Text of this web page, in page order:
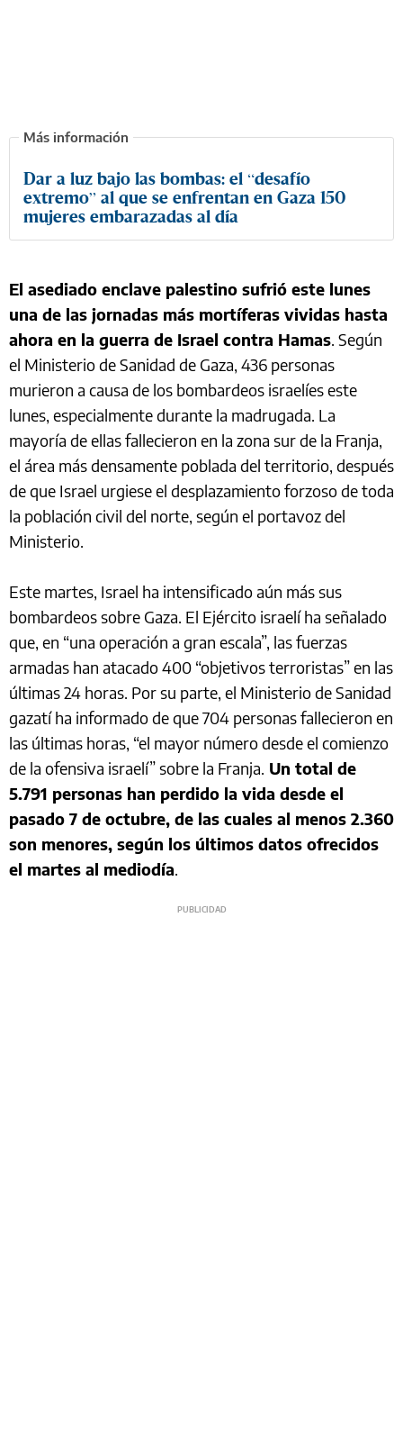
Dar a luz bajo las bombas: el “desafío
extremo” al que se enfrentan en Gaza 150
mujeres embarazadas al día
El asediado enclave palestino sufrió este lunes
una de las jornadas más mortíferas vividas hasta
ahora en la guerra de Israel contra Hamas. Según
el Ministerio de Sanidad de Gaza, 436 personas
murieron a causa de los bombardeos israelíes este
lunes, especialmente durante la madrugada. La
mayoría de ellas fallecieron en la zona sur de la Franja,
el área más densamente poblada del territorio, después
de que Israel urgiese el desplazamiento forzoso de toda
la población civil del norte, según el portavoz del
Ministerio.
Este martes, Israel ha intensificado aún más sus
bombardeos sobre Gaza. El Ejército israelí ha señalado
que, en “una operación a gran escala”, las fuerzas
armadas han atacado 400 “objetivos terroristas” en las
últimas 24 horas. Por su parte, el Ministerio de Sanidad
gazatí ha informado de que 704 personas fallecieron en
las últimas horas, “el mayor número desde el comienzo
de la ofensiva israelí” sobre la Franja. Un total de
5.791 personas han perdido la vida desde el
pasado 7 de octubre, de las cuales al menos 2.360
son menores, según los últimos datos ofrecidos
el martes al mediodía.